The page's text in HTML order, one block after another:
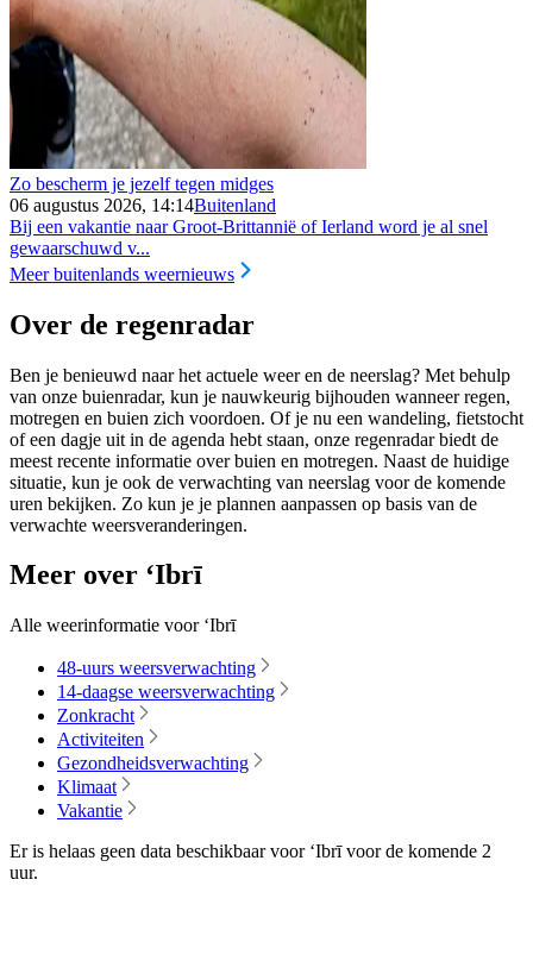
Zo bescherm je jezelf tegen midges
06 augustus 2026, 14:14Buitenland
Bij een vakantie naar Groot-Brittannië of Ierland word je al snel
gewaarschuwd v...
Meer buitenlands weernieuws
Over de regenradar
Ben je benieuwd naar het actuele weer en de neerslag? Met behulp
van onze buienradar, kun je nauwkeurig bijhouden wanneer regen,
motregen en buien zich voordoen. Of je nu een wandeling, fietstocht
of een dagje uit in de agenda hebt staan, onze regenradar biedt de
meest recente informatie over buien en motregen. Naast de huidige
situatie, kun je ook de verwachting van neerslag voor de komende
uren bekijken. Zo kun je je plannen aanpassen op basis van de
verwachte weersveranderingen.
Meer over ‘Ibrī
Alle weerinformatie voor ‘Ibrī
48-uurs weersverwachting
14-daagse weersverwachting
Zonkracht
Activiteiten
Gezondheidsverwachting
Klimaat
Vakantie
Er is helaas geen data beschikbaar voor ‘Ibrī voor de komende 2
uur.